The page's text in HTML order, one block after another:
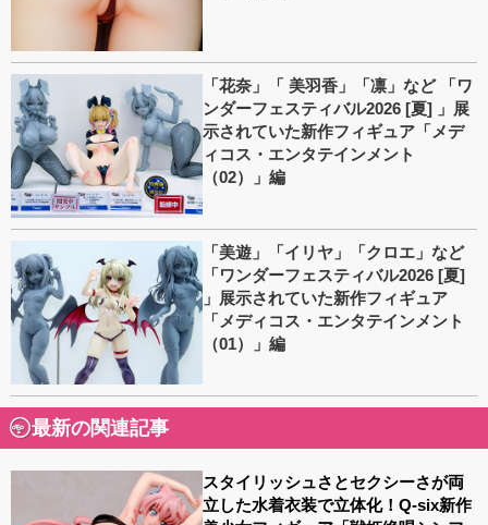
「花奈」「 美羽香」「凛」など 「ワ
ンダーフェスティバル2026 [夏] 」展
示されていた新作フィギュア「メデ
ィコス・エンタテインメント
（02）」編
「美遊」「イリヤ」「クロエ」など
「ワンダーフェスティバル2026 [夏]
」展示されていた新作フィギュア
「メディコス・エンタテインメント
（01）」編
最新の関連記事
スタイリッシュさとセクシーさが両
立した水着衣装で立体化！Q-six新作